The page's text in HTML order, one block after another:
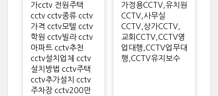
가cctv 전원주택
cctv cctv종류 cctv
가격 cctv모텔 cctv
학원 cctv빌라 cctv
아파트 cctv추천
cctv설치업체 cctv
설치방법 cctv주택
cctv추가설치 cctv
주차장 cctv200만
가정용CCTV,유치원
CCTV,사무실
CCTV,상가CCTV,
교회CCTV,CCTV영
업대행,CCTV업무대
행,CCTV유지보수